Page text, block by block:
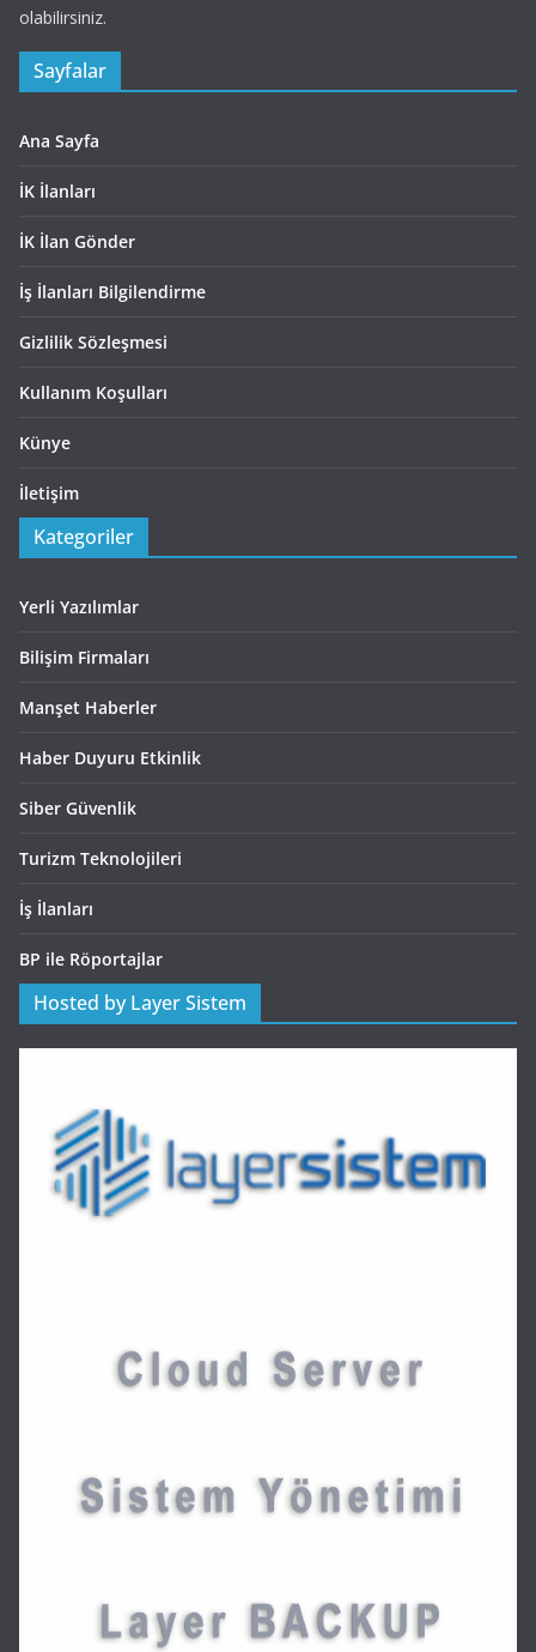
olabilirsiniz.
Sayfalar
Ana Sayfa
İK İlanları
İK İlan Gönder
İş İlanları Bilgilendirme
Gizlilik Sözleşmesi
Kullanım Koşulları
Künye
İletişim
Kategoriler
Yerli Yazılımlar
Bilişim Firmaları
Manşet Haberler
Haber Duyuru Etkinlik
Siber Güvenlik
Turizm Teknolojileri
İş İlanları
BP ile Röportajlar
Hosted by Layer Sistem